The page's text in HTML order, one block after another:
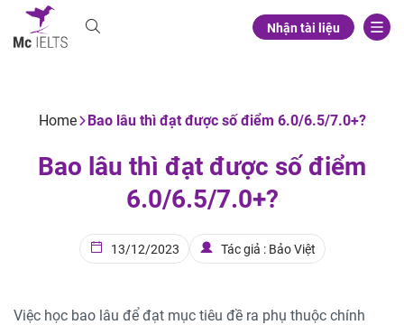
Nhận tài liệu
Home Bao lâu thì đạt được số điểm 6.0/6.5/7.0+?
Bao lâu thì đạt được số điểm
6.0/6.5/7.0+?
13/12/2023 Tác giả : Bảo Việt
Việc học bao lâu để đạt mục tiêu đề ra phụ thuộc chính